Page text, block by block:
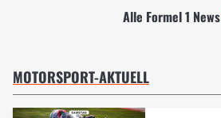
Alle Formel 1 News
MOTORSPORT-AKTUELL